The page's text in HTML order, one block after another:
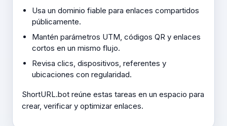
Usa un dominio fiable para enlaces compartidos
públicamente.
Mantén parámetros UTM, códigos QR y enlaces
cortos en un mismo flujo.
Revisa clics, dispositivos, referentes y
ubicaciones con regularidad.
ShortURL.bot reúne estas tareas en un espacio para
crear, verificar y optimizar enlaces.